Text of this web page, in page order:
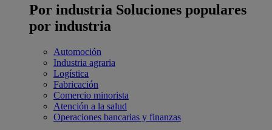
Por industria Soluciones populares
por industria
Automoción
Industria agraria
Logística
Fabricación
Comercio minorista
Atención a la salud
Operaciones bancarias y finanzas